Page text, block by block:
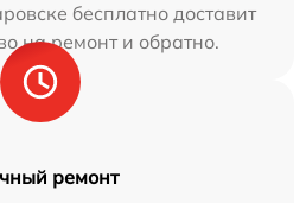
бесплатно доставит
на ремонт и обратно.
ремонт